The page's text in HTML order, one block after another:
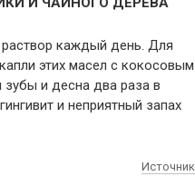
каждый день. Для
этих масел с кокосовым
и десна два раза в
и неприятный запах
Источник